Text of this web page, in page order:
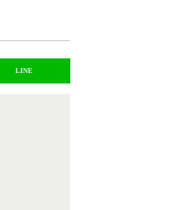
LINE